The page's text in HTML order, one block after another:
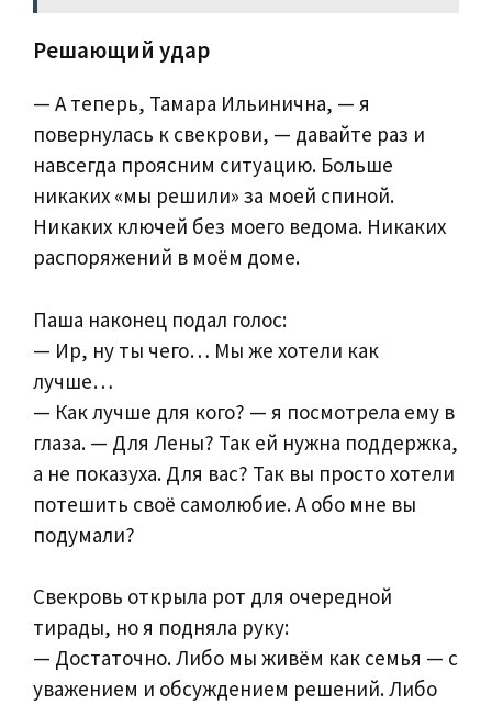
Решающий удар
— А теперь, Тамара Ильинична, — я
повернулась к свекрови, — давайте раз и
навсегда проясним ситуацию. Больше
никаких «мы решили» за моей спиной.
Никаких ключей без моего ведома. Никаких
распоряжений в моём доме.
Паша наконец подал голос:
— Ир, ну ты чего… Мы же хотели как
лучше…
— Как лучше для кого? — я посмотрела ему в
глаза. — Для Лены? Так ей нужна поддержка,
а не показуха. Для вас? Так вы просто хотели
потешить своё самолюбие. А обо мне вы
подумали?
Свекровь открыла рот для очередной
тирады, но я подняла руку:
— Достаточно. Либо мы живём как семья — с
уважением и обсуждением решений. Либо